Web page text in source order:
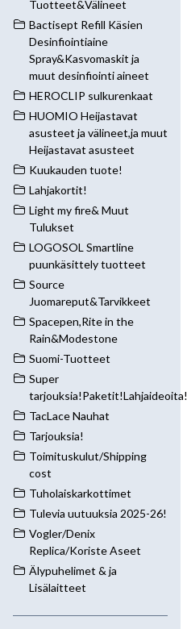
Tuotteet&Välineet
Bactisept Refill Käsien
Desinfiointiaine
Spray&Kasvomaskit ja
muut desinfiointi aineet
HEROCLIP sulkurenkaat
HUOMIO Heijastavat
asusteet ja välineet,ja muut
Heijastavat asusteet
Kuukauden tuote!
Lahjakortit!
Light my fire& Muut
Tulukset
LOGOSOL Smartline
puunkäsittely tuotteet
Source
Juomareput&Tarvikkeet
Spacepen,Rite in the
Rain&Modestone
Suomi-Tuotteet
Super
tarjouksia!Paketit!Lahjaideoita!
TacLace Nauhat
Tarjouksia!
Toimituskulut/Shipping
cost
Tuholaiskarkottimet
Tulevia uutuuksia 2025-26!
Vogler/Denix
Replica/Koriste Aseet
Älypuhelimet & ja
Lisälaitteet